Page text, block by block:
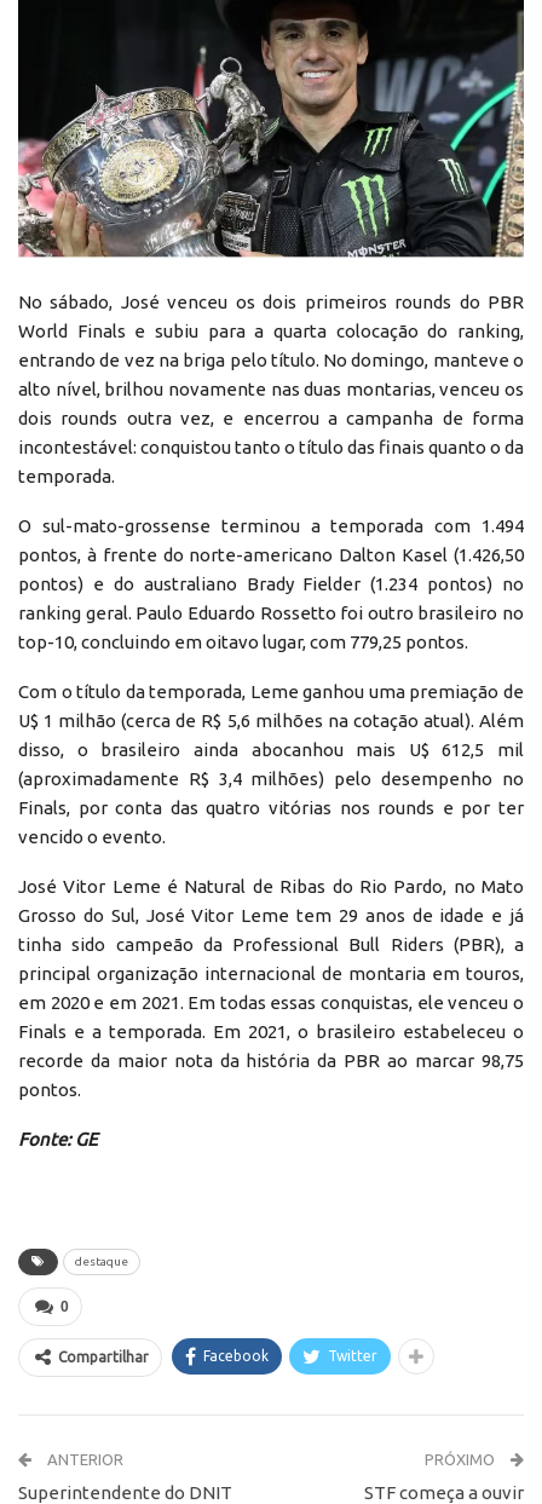
No sábado, José venceu os dois primeiros rounds do PBR
World Finals e subiu para a quarta colocação do ranking,
entrando de vez na briga pelo título. No domingo, manteve o
alto nível, brilhou novamente nas duas montarias, venceu os
dois rounds outra vez, e encerrou a campanha de forma
incontestável: conquistou tanto o título das finais quanto o da
temporada.
O sul-mato-grossense terminou a temporada com 1.494
pontos, à frente do norte-americano Dalton Kasel (1.426,50
pontos) e do australiano Brady Fielder (1.234 pontos) no
ranking geral. Paulo Eduardo Rossetto foi outro brasileiro no
top-10, concluindo em oitavo lugar, com 779,25 pontos.
Com o título da temporada, Leme ganhou uma premiação de
U$ 1 milhão (cerca de R$ 5,6 milhões na cotação atual). Além
disso, o brasileiro ainda abocanhou mais U$ 612,5 mil
(aproximadamente R$ 3,4 milhões) pelo desempenho no
Finals, por conta das quatro vitórias nos rounds e por ter
vencido o evento.
José Vitor Leme é Natural de Ribas do Rio Pardo, no Mato
Grosso do Sul, José Vitor Leme tem 29 anos de idade e já
tinha sido campeão da Professional Bull Riders (PBR), a
principal organização internacional de montaria em touros,
em 2020 e em 2021. Em todas essas conquistas, ele venceu o
Finals e a temporada. Em 2021, o brasileiro estabeleceu o
recorde da maior nota da história da PBR ao marcar 98,75
pontos.
Fonte: GE
destaque
0
Compartilhar Facebook Twitter
ANTERIOR
Superintendente do DNIT
PRÓXIMO
STF começa a ouvir